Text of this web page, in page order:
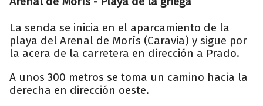
La senda se inicia en el aparcamiento de la
playa del Arenal de Morís (Caravia) y sigue por
la acera de la carretera en dirección a Prado.
A unos 300 metros se toma un camino hacia la
derecha en dirección oeste.